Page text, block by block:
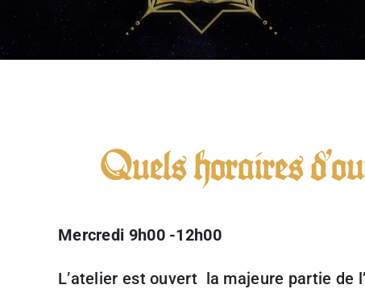
Quels horaires
Mercredi 9h00 -12h00
L’atelier est ouvert la majeure partie de